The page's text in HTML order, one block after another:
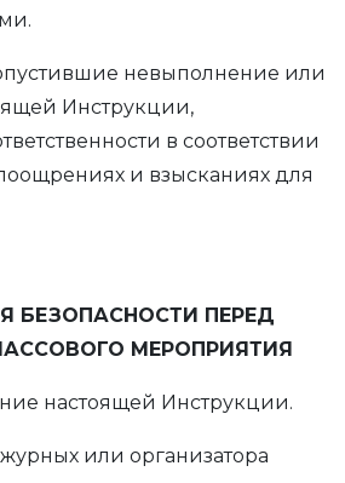
невыполнение или
Инструкции,
в соответствии
и взысканиях для
БЕЗОПАСНОСТИ ПЕРЕД
МЕРОПРИЯТИЯ
настоящей Инструкции.
или организатора